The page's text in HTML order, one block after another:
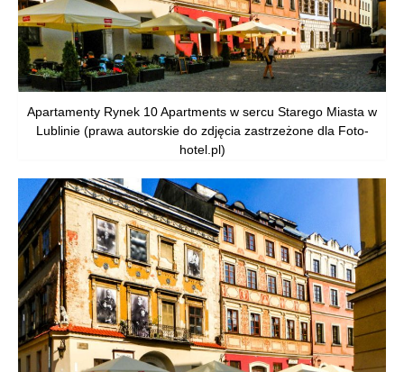
Apartamenty Rynek 10 Apartments w sercu Starego Miasta w
Lublinie (prawa autorskie do zdjęcia zastrzeżone dla Foto-
hotel.pl)